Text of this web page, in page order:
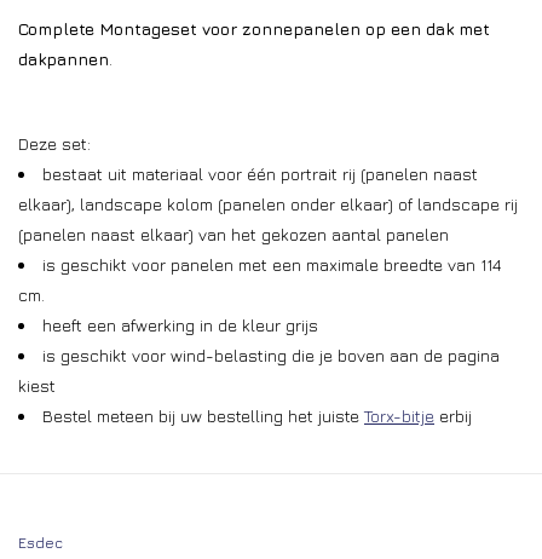
Complete Montageset voor zonnepanelen op een dak met
dakpannen
Deze set:
bestaat uit materiaal voor één portrait rij (panelen naast
elkaar), landscape kolom (panelen onder elkaar) of landscape rij
(panelen naast elkaar) van het gekozen aantal panelen
is geschikt voor panelen met een maximale breedte van 114
cm.
heeft een afwerking in de kleur grijs
is geschikt voor wind-belasting die je boven aan de pagina
kiest
Bestel meteen bij uw bestelling het juiste Torx-bitje erbij
Esdec